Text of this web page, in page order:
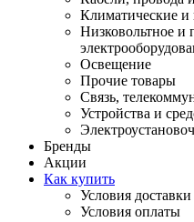
Климатические
Низковольтное
Освещение
Прочие товары
Связь,
Устройства и
Бренды
Акции
Как купить
Условия доставки
Условия оплаты